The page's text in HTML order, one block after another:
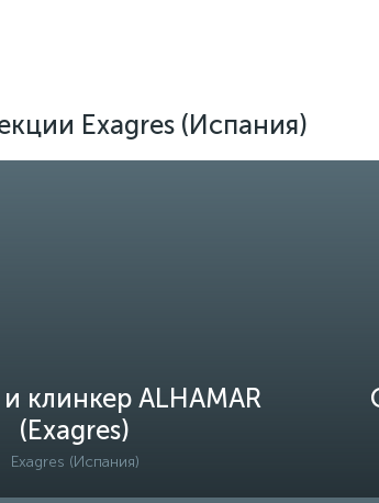
Exagres (Испания)
клинкер ALHAMAR
(Exagres)
Exagres (Испания)